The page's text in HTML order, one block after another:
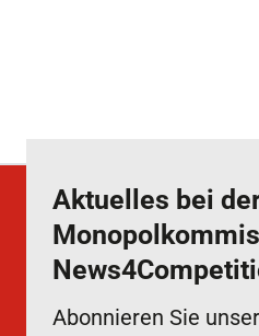
Aktuelles bei
Abonnieren Sie